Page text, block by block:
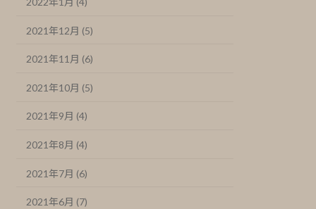
2021年12月 (5)
2021年11月 (6)
2021年10月 (5)
2021年9月 (4)
2021年8月 (4)
2021年7月 (6)
2021年6月 (7)